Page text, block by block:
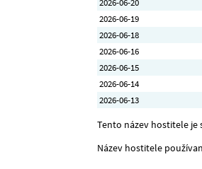
2026-06-20
2026-06-19
2026-06-18
2026-06-16
2026-06-15
2026-06-14
2026-06-13
Tento název hostitele je
Název hostitele